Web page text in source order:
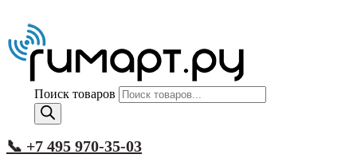
Поиск товаров
📞 +7 495 970-35-03